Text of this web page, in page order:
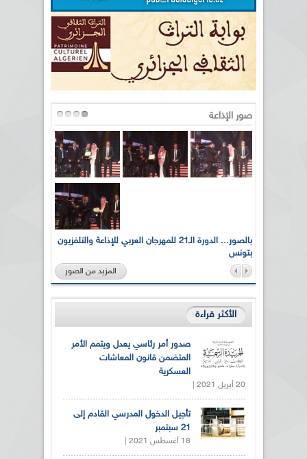
صور الإذاعة
بالصور... الدورة الـ21 للمهرجان العربي للإذاعة والتلفزيون
بتونس
المزيد من الصور
الأكثر قراءة
صدور أمر رئاسي يعدل ويتمم الأمر
المتضمن قانون المعاشات
العسكرية
20 أبريل 2021 |
تأجيل الدخول المدرسي القادم إلى
21 سبتمبر
18 أغسطس 2021 |